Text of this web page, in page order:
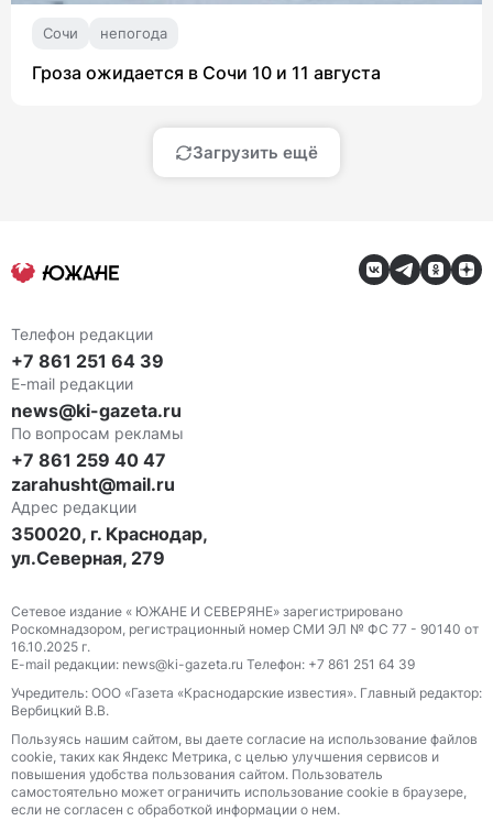
Сочи непогода
Гроза ожидается в Сочи 10 и 11 августа
Загрузить ещё
Телефон редакции
+7 861 251 64 39
E-mail редакции
news@ki-gazeta.ru
По вопросам рекламы
+7 861 259 40 47
zarahusht@mail.ru
Адрес редакции
350020, г. Краснодар,
ул.Северная, 279
Сетевое издание « ЮЖАНЕ И СЕВЕРЯНЕ» зарегистрировано
Роскомнадзором, регистрационный номер СМИ ЭЛ № ФС 77 - 90140 от
16.10.2025 г.
E-mail редакции: news@ki-gazeta.ru Телефон: +7 861 251 64 39
Учредитель: ООО «Газета «Краснодарские известия». Главный редактор:
Вербицкий В.В.
Пользуясь нашим сайтом, вы даете согласие на использование файлов
сооkіе, таких как Яндекс Метрика, с целью улучшения сервисов и
повышения удобства пользования сайтом. Пользователь
самостоятельно может ограничить использование сооkіе в браузере,
если не согласен с обработкой информации о нем.